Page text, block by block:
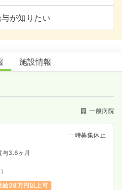
が知りたい
島病院施設情報
一般病院
一時募集休止
与3.6ヶ月
給28万円以上可